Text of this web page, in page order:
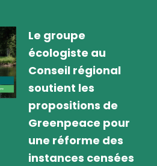
Le groupe
écologiste au
Conseil régional
soutient les
propositions de
Greenpeace pour
une réforme des
instances censées